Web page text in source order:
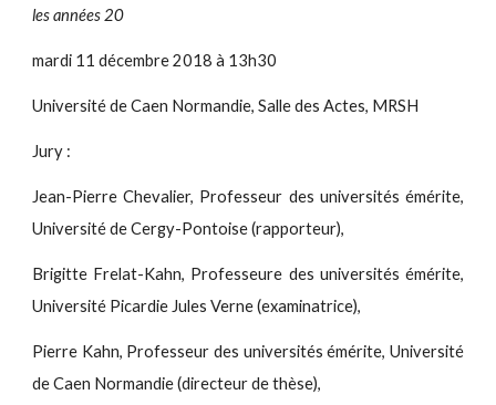
les années 20
mardi 11 décembre 2018 à 13h30
Université de Caen Normandie, Salle des Actes, MRSH
Jury :
Jean-Pierre Chevalier, Professeur des universités émérite,
Université de Cergy-Pontoise (rapporteur),
Brigitte Frelat-Kahn, Professeure des universités émérite,
Université Picardie Jules Verne (examinatrice),
Pierre Kahn, Professeur des universités émérite, Université
de Caen Normandie (directeur de thèse),